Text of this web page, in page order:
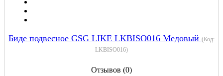
Биде подвесное GSG LIKE LKBISO016 Медовый (Код:
LKBISO016)
Отзывов (0)